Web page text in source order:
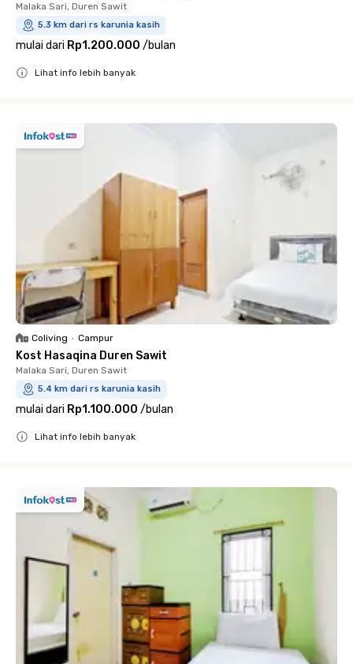
Malaka Sari, Duren Sawit
5.3 km dari rs karunia kasih
mulai dari Rp1.200.000 /bulan
Lihat info lebih banyak
Coliving • Campur
Kost Hasaqina Duren Sawit
Malaka Sari, Duren Sawit
5.4 km dari rs karunia kasih
mulai dari Rp1.100.000 /bulan
Lihat info lebih banyak